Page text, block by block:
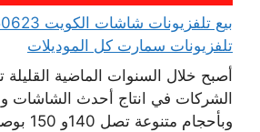
تلفزيونات سمارت كل الموديلات
أصبح خلال السنوات الماضية القليلة
الشركات في انتاج أحدث الشاشات